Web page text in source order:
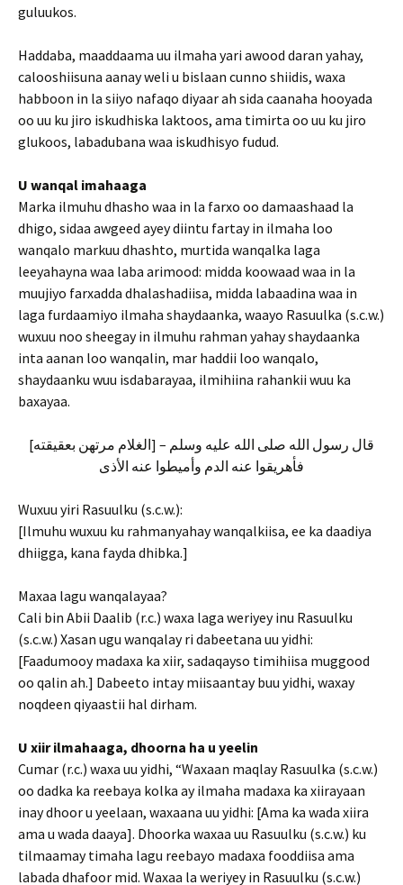
guluukos.
Haddaba, maaddaama uu ilmaha yari awood daran yahay,
calooshiisuna aanay weli u bislaan cunno shiidis, waxa
habboon in la siiyo nafaqo diyaar ah sida caanaha hooyada
oo uu ku jiro iskudhiska laktoos, ama timirta oo uu ku jiro
glukoos, labadubana waa iskudhisyo fudud.
U wanqal imahaaga
Marka ilmuhu dhasho waa in la farxo oo damaashaad la
dhigo, sidaa awgeed ayey diintu fartay in ilmaha loo
wanqalo markuu dhashto, murtida wanqalka laga
leeyahayna waa laba arimood: midda koowaad waa in la
muujiyo farxadda dhalashadiisa, midda labaadina waa in
laga furdaamiyo ilmaha shaydaanka, waayo Rasuulka (s.c.w.)
wuxuu noo sheegay in ilmuhu rahman yahay shaydaanka
inta aanan loo wanqalin, mar haddii loo wanqalo,
shaydaanku wuu isdabarayaa, ilmihiina rahankii wuu ka
baxayaa.
[قال رسول الله صلى الله عليه وسلم – [الغلام مرتهن بعقيقته
فأهريقوا عنه الدم وأميطوا عنه الأذى
Wuxuu yiri Rasuulku (s.c.w.):
[Ilmuhu wuxuu ku rahmanyahay wanqalkiisa, ee ka daadiya
dhiigga, kana fayda dhibka.]
Maxaa lagu wanqalayaa?
Cali bin Abii Daalib (r.c.) waxa laga weriyey inu Rasuulku
(s.c.w.) Xasan ugu wanqalay ri dabeetana uu yidhi:
[Faadumooy madaxa ka xiir, sadaqayso timihiisa muggood
oo qalin ah.] Dabeeto intay miisaantay buu yidhi, waxay
noqdeen qiyaastii hal dirham.
U xiir ilmahaaga, dhoorna ha u yeelin
Cumar (r.c.) waxa uu yidhi, “Waxaan maqlay Rasuulka (s.c.w.)
oo dadka ka reebaya kolka ay ilmaha madaxa ka xiirayaan
inay dhoor u yeelaan, waxaana uu yidhi: [Ama ka wada xiira
ama u wada daaya]. Dhoorka waxaa uu Rasuulku (s.c.w.) ku
tilmaamay timaha lagu reebayo madaxa fooddiisa ama
labada dhafoor mid. Waxaa la weriyey in Rasuulku (s.c.w.)